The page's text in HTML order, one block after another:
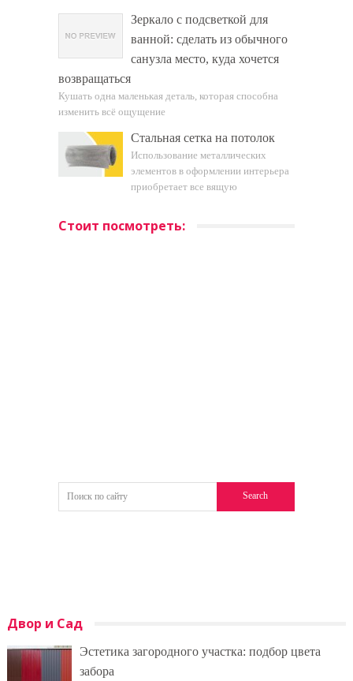
Зеркало с подсветкой для
ванной: сделать из обычного
санузла место, куда хочется
возвращаться
Кушать одна маленькая деталь, которая способна
изменить всё ощущение
Стальная сетка на потолок
Использование металлических
элементов в оформлении интерьера
приобретает все вящую
Стоит посмотреть:
Двор и Сад
Эстетика загородного участка: подбор цвета
забора